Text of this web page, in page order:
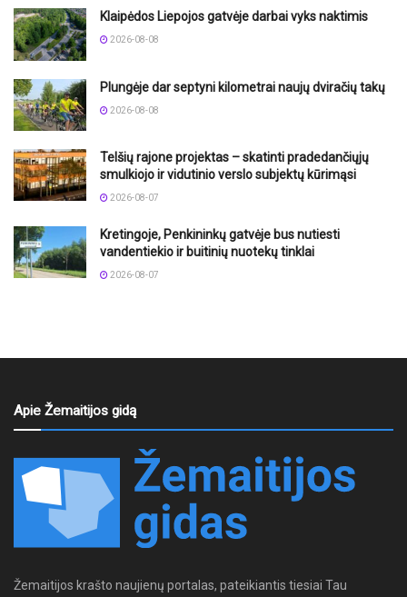
Klaipėdos Liepojos gatvėje darbai vyks naktimis
2026-08-08
Plungėje dar septyni kilometrai naujų dviračių takų
2026-08-08
Telšių rajone projektas – skatinti pradedančiųjų
smulkiojo ir vidutinio verslo subjektų kūrimąsi
2026-08-07
Kretingoje, Penkininkų gatvėje bus nutiesti
vandentiekio ir buitinių nuotekų tinklai
2026-08-07
Apie Žemaitijos gidą
Žemaitijos krašto naujienų portalas, pateikiantis tiesiai Tau